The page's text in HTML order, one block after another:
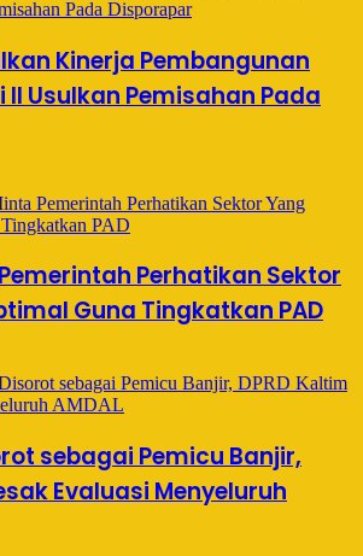
Kinerja Pembangunan
II Usulkan Pemisahan Pada
Perhatikan Sektor
Guna Tingkatkan PAD
sebagai Pemicu Banjir,
Evaluasi Menyeluruh